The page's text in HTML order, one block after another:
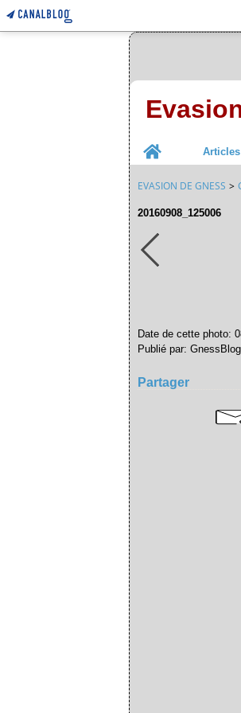
Home
EVASION DE GNESS >
20160908_125006
Date de cette photo:
Publié par:
Partager